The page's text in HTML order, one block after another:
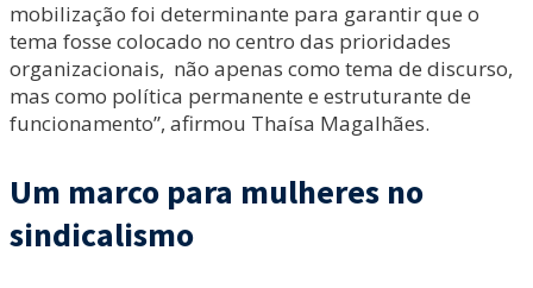
mobilização foi determinante para garantir que o
tema fosse colocado no centro das prioridades
organizacionais, não apenas como tema de discurso,
mas como política permanente e estruturante de
funcionamento”, afirmou Thaísa Magalhães.
Um marco para mulheres no
sindicalismo